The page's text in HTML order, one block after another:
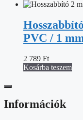
PVC / 1
2 789 Ft
Kosárba teszem
Információk